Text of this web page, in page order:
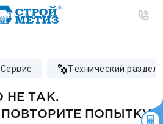
сервис технический раздел
НЕ ТАК.
ПОПЫТКУ